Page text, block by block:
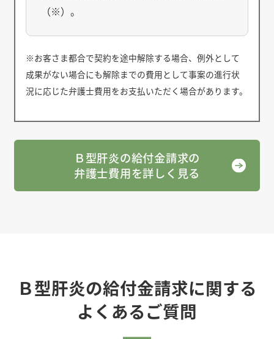
（※）。
※お客さま都合で契約を途中解除する場合、例外として
成果がない場合にも解除までの費用として事案の進行状
況に応じた弁護士費用をお支払いただく場合があります。
Ｂ型肝炎の給付金請求の
弁護士費用を詳しく見る
Ｂ型肝炎の給付金請求に関する
よくあるご質問